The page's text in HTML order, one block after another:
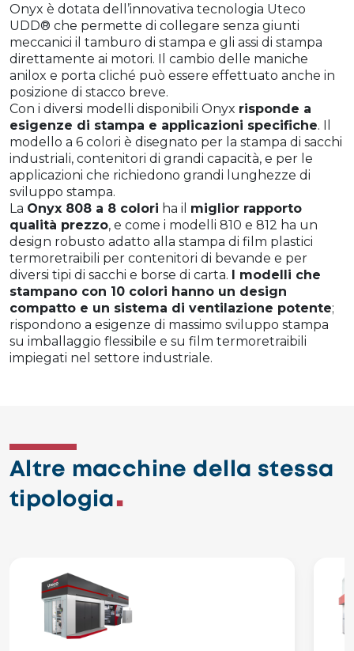
Onyx è dotata dell’innovativa tecnologia Uteco
UDD® che permette di collegare senza giunti
meccanici il tamburo di stampa e gli assi di stampa
direttamente ai motori. Il cambio delle maniche
anilox e porta cliché può essere effettuato anche in
posizione di stacco breve.
Con i diversi modelli disponibili Onyx risponde a
esigenze di stampa e applicazioni specifiche. Il
modello a 6 colori è disegnato per la stampa di sacchi
industriali, contenitori di grandi capacità, e per le
applicazioni che richiedono grandi lunghezze di
sviluppo stampa.
La Onyx 808 a 8 colori ha il miglior rapporto
qualità prezzo, e come i modelli 810 e 812 ha un
design robusto adatto alla stampa di film plastici
termoretraibili per contenitori di bevande e per
diversi tipi di sacchi e borse di carta. I modelli che
stampano con 10 colori hanno un design
compatto e un sistema di ventilazione potente;
rispondono a esigenze di massimo sviluppo stampa
su imballaggio flessibile e su film termoretraibili
impiegati nel settore industriale.
Altre macchine della stessa
tipologia